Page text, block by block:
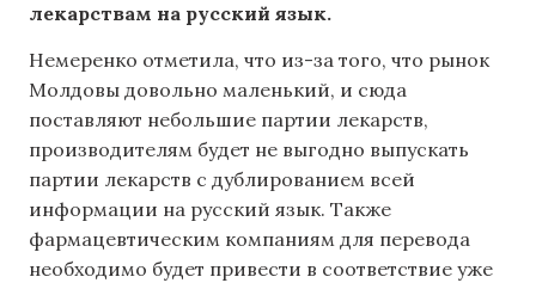
лекарствам на русский язык.
Немеренко отметила, что из-за того, что рынок
Молдовы довольно маленький, и сюда
поставляют небольшие партии лекарств,
производителям будет не выгодно выпускать
партии лекарств с дублированием всей
информации на русский язык. Также
фармацевтическим компаниям для перевода
необходимо будет привести в соответствие уже